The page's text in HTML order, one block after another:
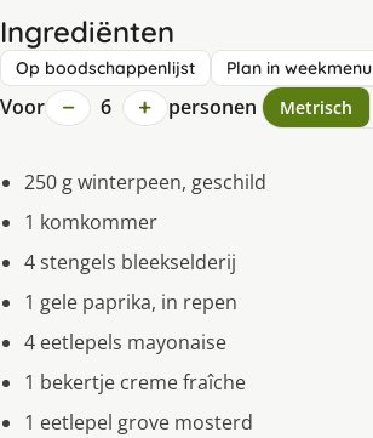
Ingrediënten
Op boodschappenlijst Plan in weekmenu
Voor − 6 + personen Metrisch
250 g winterpeen, geschild
1 komkommer
4 stengels bleekselderij
1 gele paprika, in repen
4 eetlepels mayonaise
1 bekertje creme fraîche
1 eetlepel grove mosterd